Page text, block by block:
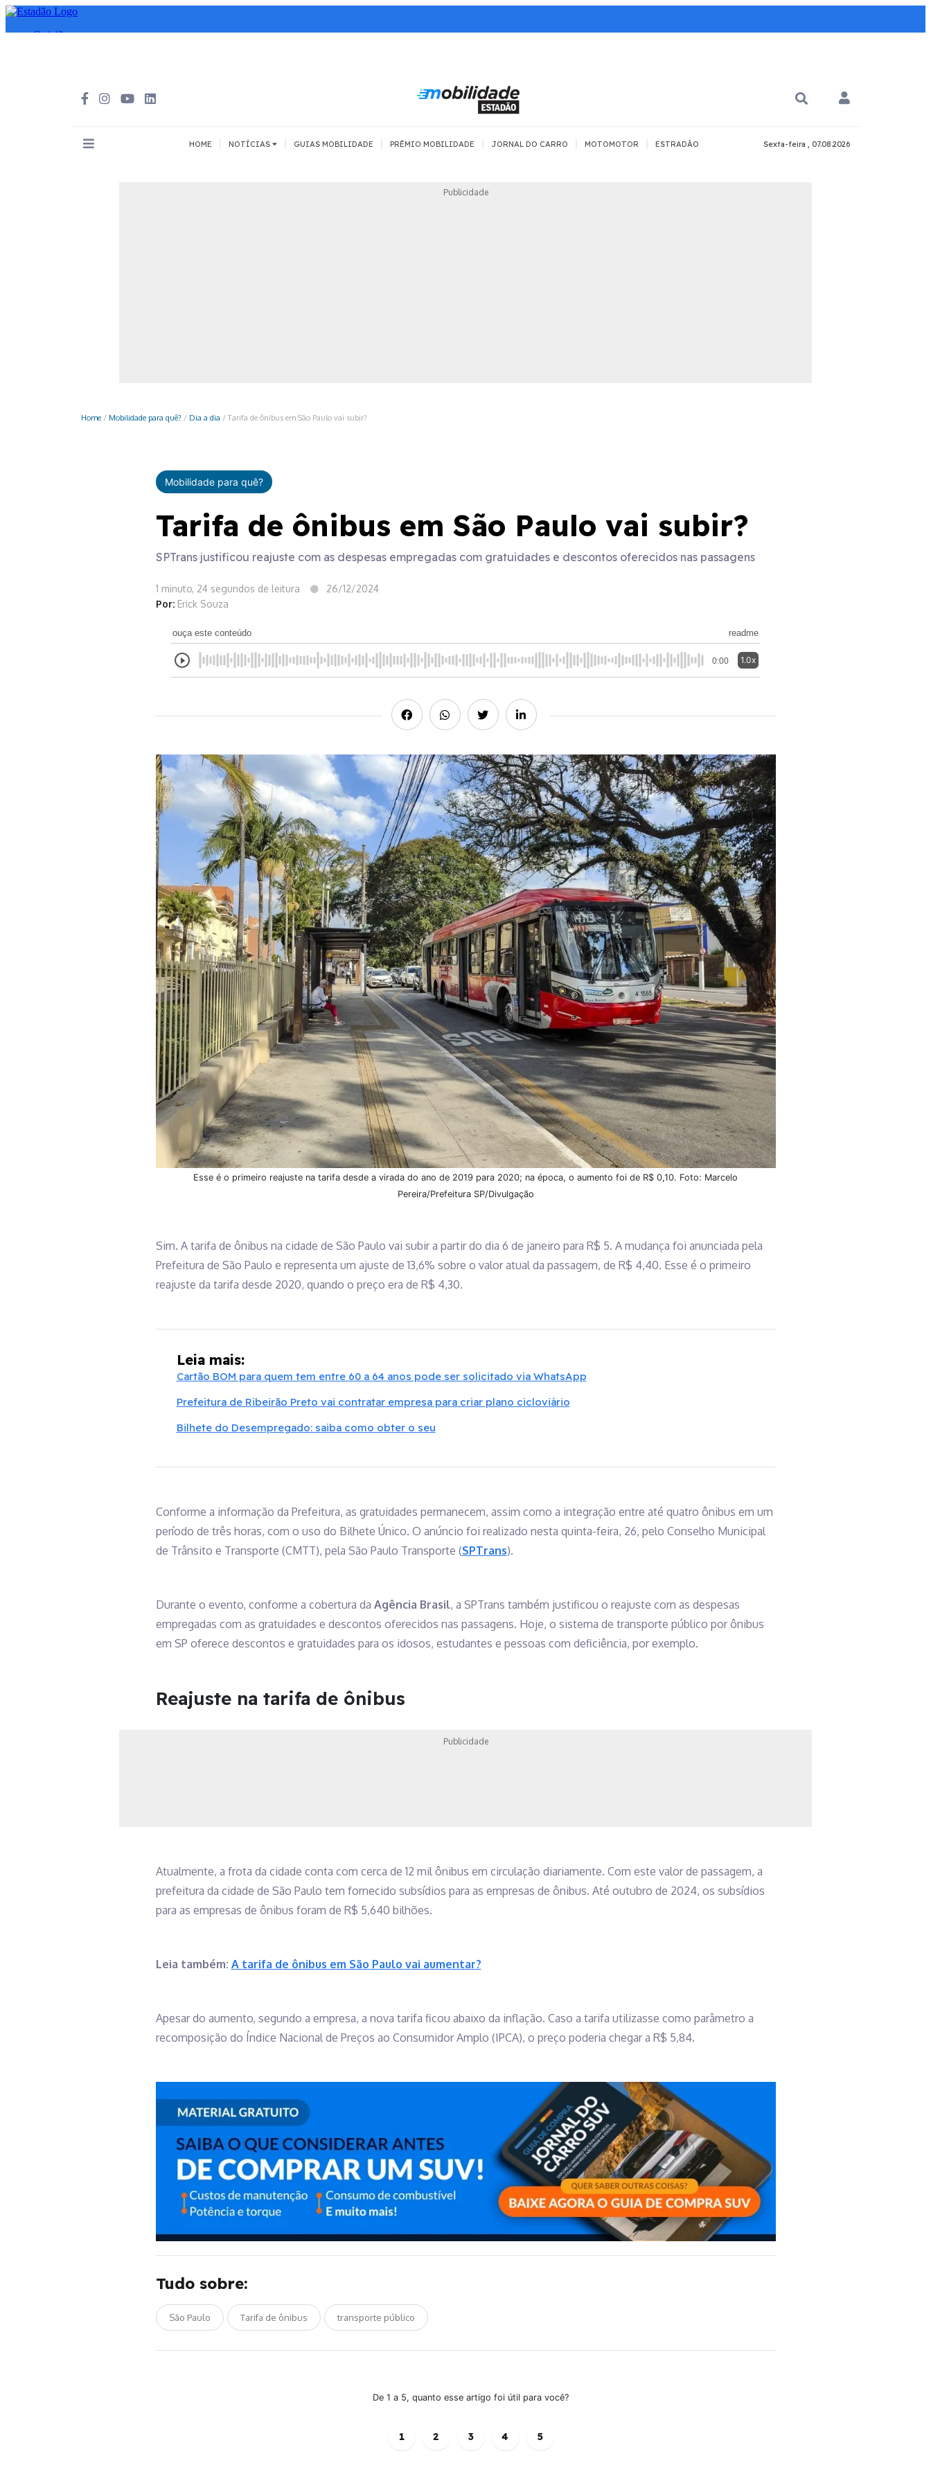
HOME NOTÍCIAS
Scooter elétrica
MOBILIDADE COM
SEGURANÇA
GUIAS MOBILIDADE PRÊMIO MOBILIDADE JORNAL DO CARRO MOTOMOTOR ESTRADÃO Sexta-feira , 07.08.2026
Publicidade
Home / Mobilidade para quê? / Dia a dia /Tarifa de ônibus em São Paulo vai subir?
Mobilidade para quê?
Tarifa de ônibus em São Paulo vai subir?
SPTrans justificou reajuste com as despesas empregadas com gratuidades e descontos oferecidos nas passagens
1 minuto, 24 segundos de leitura
26/12/2024
Por: Erick Souza
ouça este conteúdo readme
0:00 1.0x
Esse é o primeiro reajuste na tarifa desde a virada do ano de 2019 para 2020; na época, o aumento foi de R$ 0,10. Foto: Marcelo
Pereira/Prefeitura SP/Divulgação
Sim. A tarifa de ônibus na cidade de São Paulo vai subir a partir do dia 6 de janeiro para R$ 5. A mudança foi anunciada pela
Prefeitura de São Paulo e representa um ajuste de 13,6% sobre o valor atual da passagem, de R$ 4,40. Esse é o primeiro
reajuste da tarifa desde 2020, quando o preço era de R$ 4,30.
Leia mais:
Cartão BOM para quem tem entre 60 a 64 anos pode ser solicitado via WhatsApp
Prefeitura de Ribeirão Preto vai contratar empresa para criar plano cicloviário
Bilhete do Desempregado: saiba como obter o seu
Conforme a informação da Prefeitura, as gratuidades permanecem, assim como a integração entre até quatro ônibus em um
período de três horas, com o uso do Bilhete Único. O anúncio foi realizado nesta quinta-feira, 26, pelo Conselho Municipal
de Trânsito e Transporte (CMTT), pela São Paulo Transporte (SPTrans).
Durante o evento, conforme a cobertura da Agência Brasil, a SPTrans também justificou o reajuste com as despesas
empregadas com as gratuidades e descontos oferecidos nas passagens. Hoje, o sistema de transporte público por ônibus
em SP oferece descontos e gratuidades para os idosos, estudantes e pessoas com deficiência, por exemplo.
Reajuste na tarifa de ônibus
Publicidade
Atualmente, a frota da cidade conta com cerca de 12 mil ônibus em circulação diariamente. Com este valor de passagem, a
prefeitura da cidade de São Paulo tem fornecido subsídios para as empresas de ônibus. Até outubro de 2024, os subsídios
para as empresas de ônibus foram de R$ 5,640 bilhões.
Leia também: A tarifa de ônibus em São Paulo vai aumentar?
Apesar do aumento, segundo a empresa, a nova tarifa ficou abaixo da inflação. Caso a tarifa utilizasse como parâmetro a
recomposição do Índice Nacional de Preços ao Consumidor Amplo (IPCA), o preço poderia chegar a R$ 5,84.
Tudo sobre:
São Paulo Tarifa de ônibus transporte público
De 1 a 5, quanto esse artigo foi útil para você?
1 2 3 4 5